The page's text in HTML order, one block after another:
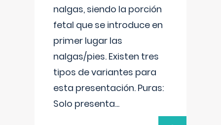
nalgas, siendo la porción
fetal que se introduce en
primer lugar las
nalgas/pies. Existen tres
tipos de variantes para
esta presentación. Puras:
Solo presenta...